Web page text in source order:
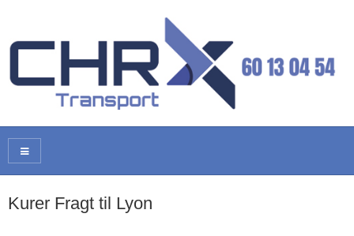
Kurer Fragt til Lyon